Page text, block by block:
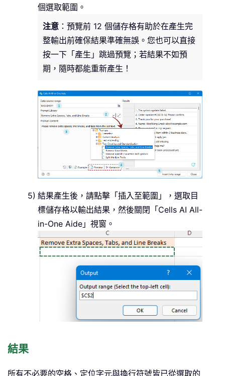
個選取範圍。
注意 ：預覽前 12 個儲存格有助於在產生完
整輸出前確保結果準確無誤。您也可以直接
按一下「產生」跳過預覽；若結果不如預
期，隨時都能重新產生！
結果產生後，請點擊「插入至範圍」，選取目
標儲存格以輸出結果，然後關閉「Cells AI All-
in-One Aide」視窗。
結果
所有不必要的空格、定位字元與換行符號皆已從選取的